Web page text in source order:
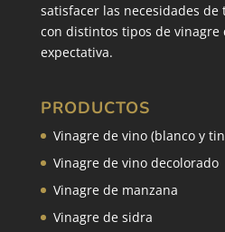
satisfacer las necesidades
con distintos tipos de vinagre
expectativa.
PRODUCTOS
Vinagre de vino (blanco y
Vinagre de vino decolorado
Vinagre de manzana
Vinagre de sidra